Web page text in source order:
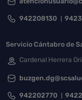
942208130
Servicio Cántabro de
Cardenal Herrera
942202770